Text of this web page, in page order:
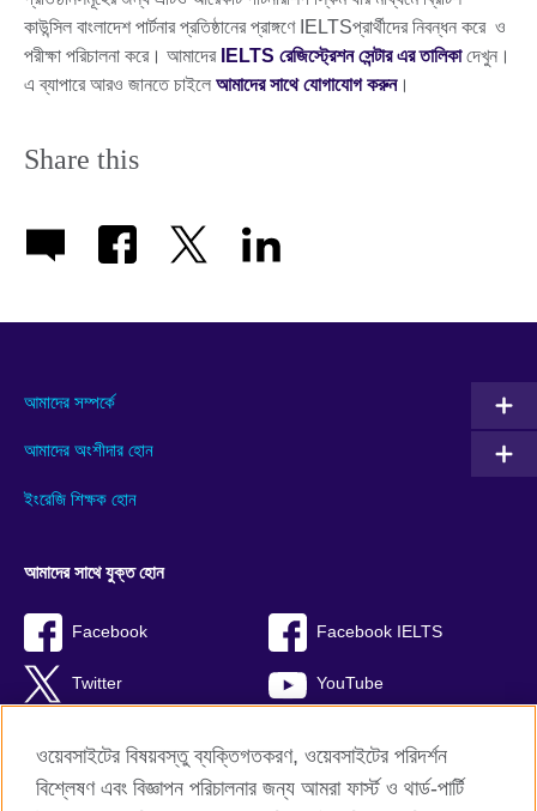
কাউন্সিল বাংলাদেশ পার্টনার প্রতিষ্ঠানের প্রাঙ্গণে IELTSপ্রার্থীদের নিবন্ধন করে ও
পরীক্ষা পরিচালনা করে। আমাদের IELTS রেজিস্ট্রেশন সেন্টার এর তালিকাদেখুন।
এ ব্যাপারে আরও জানতে চাইলে আমাদের সাথে যোগাযোগ করুন।
Share this
আমাদের সম্পর্কে
আমাদের অংশীদার হোন
ইংরেজি শিক্ষক হোন
আমাদের সাথে যুক্ত হোন
Facebook Facebook IELTS
Twitter YouTube
ওয়েবসাইটের বিষয়বস্তু ব্যক্তিগতকরণ, ওয়েবসাইটের পরিদর্শন
বিশ্লেষণ এবং বিজ্ঞাপন পরিচালনার জন্য আমরা ফার্স্ট ও থার্ড-পার্টি